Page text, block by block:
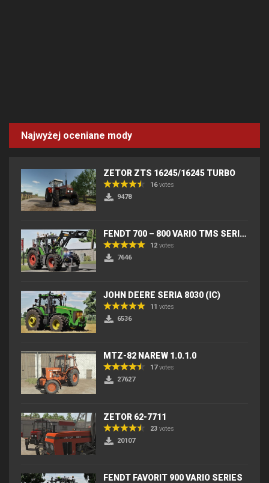
Najwyżej oceniane mody
ZETOR ZTS 16245/16245 TURBO
16votes
9478
FENDT 700 – 800 VARIO TMS SERIES (IC) V2
12 votes
7646
JOHN DEERE SERIA 8030 (IC)
11 votes
6536
MTZ-82 NAREW 1.0.1.0
17votes
27627
ZETOR 62-7711
23 votes
20107
FENDT FAVORIT 900 VARIO SERIES